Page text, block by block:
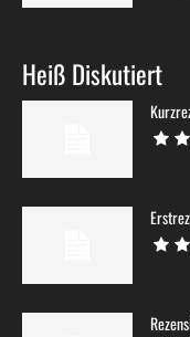
Heiß Diskutiert